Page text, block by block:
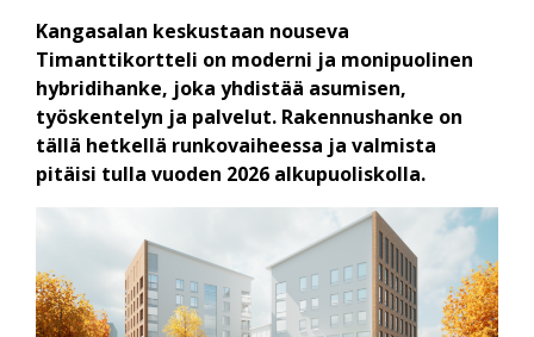
Kangasalan keskustaan nouseva
Timanttikortteli on moderni ja monipuolinen
hybridihanke, joka yhdistää asumisen,
työskentelyn ja palvelut. Rakennushanke on
tällä hetkellä runkovaiheessa ja valmista
pitäisi tulla vuoden 2026 alkupuoliskolla.